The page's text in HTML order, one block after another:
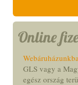
Online
GLS vagy a
egész ország